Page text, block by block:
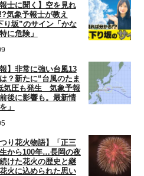
報士に聞く】空を見れ
気象予報士が教え
り坂”のサイン「かな
に危険」
報】非常に強い台風13
？新たに“台風のたま
気圧も発生 気象予報
後に影響も。最新情
」
つり花火物語】「正三
から100年…長岡の夜
けた花火の歴史と継
火に込められた思い